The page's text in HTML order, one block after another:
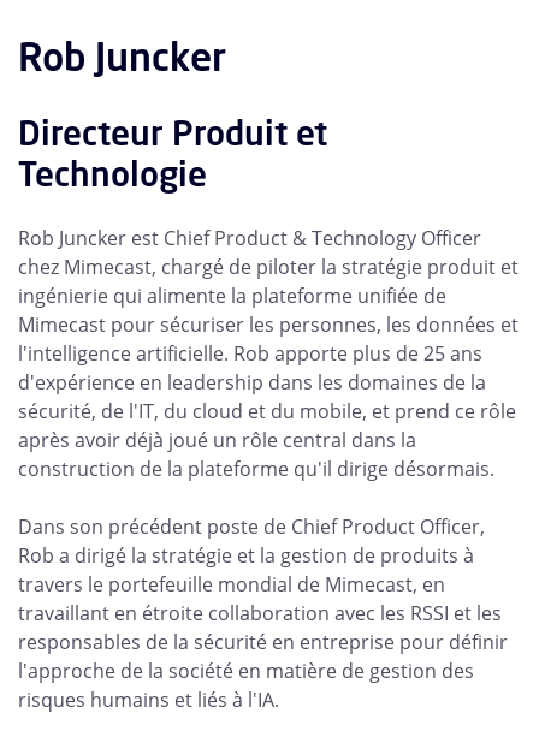
Rob Juncker
Directeur Produit et
Technologie
Rob Juncker est Chief Product & Technology Officer
chez Mimecast, chargé de piloter la stratégie produit et
ingénierie qui alimente la plateforme unifiée de
Mimecast pour sécuriser les personnes, les données et
l'intelligence artificielle. Rob apporte plus de 25 ans
d'expérience en leadership dans les domaines de la
sécurité, de l'IT, du cloud et du mobile, et prend ce rôle
après avoir déjà joué un rôle central dans la
construction de la plateforme qu'il dirige désormais.
Dans son précédent poste de Chief Product Officer,
Rob a dirigé la stratégie et la gestion de produits à
travers le portefeuille mondial de Mimecast, en
travaillant en étroite collaboration avec les RSSI et les
responsables de la sécurité en entreprise pour définir
l'approche de la société en matière de gestion des
risques humains et liés à l'IA.